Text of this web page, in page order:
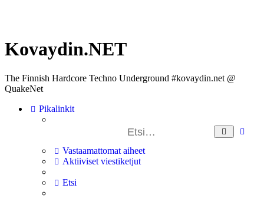
Kovaydin.NET
The Finnish Hardcore Techno Underground #kovaydin.net @
QuakeNet
Etsi
Pikalinkit
Vastaamattomat aiheet
Aktiiviset viestiketjut
Etsi